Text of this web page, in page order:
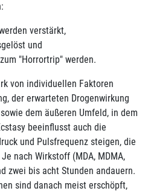
verstärkt,
und
"Horrortrip" werden.
von individuellen Faktoren
der erwarteten Drogenwirkung
dem äußeren Umfeld, in dem
beeinflusst auch die
und Pulsfrequenz steigen, die
nach Wirkstoff (MDA, MDMA,
zwei bis acht Stunden andauern.
sind danach meist erschöpft,